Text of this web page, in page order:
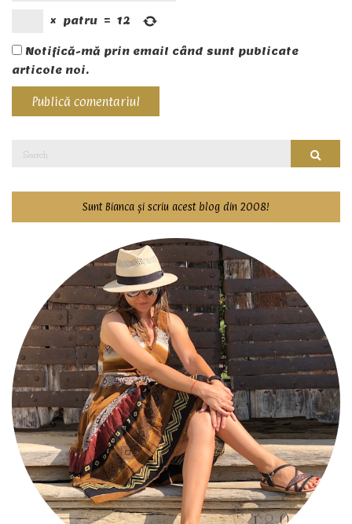
× patru = 12
Notifică-mă prin email când sunt publicate
articole noi.
Sunt Bianca și scriu acest blog din 2008!